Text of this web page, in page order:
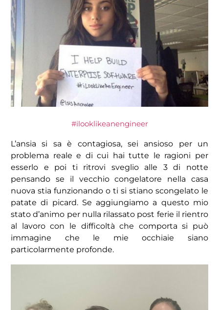
#ilooklikeanengineer
L’ansia si sa è contagiosa, sei ansioso per un
problema reale e di cui hai tutte le ragioni per
esserlo e poi ti ritrovi sveglio alle 3 di notte
pensando se il vecchio congelatore nella casa
nuova stia funzionando o ti si stiano scongelato le
patate di picard. Se aggiungiamo a questo mio
stato d’animo per nulla rilassato post ferie il rientro
al lavoro con le difficoltà che comporta si può
immagine che le mie occhiaie siano
particolarmente profonde.